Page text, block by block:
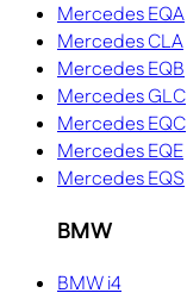
Mercedes EQA
Mercedes CLA
Mercedes EQB
Mercedes GLC
Mercedes EQC
Mercedes EQE
Mercedes EQS
BMW
BMW i4